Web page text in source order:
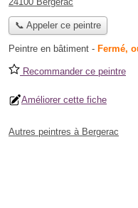
📞 Appeler ce peintre
Peintre en bâtiment - Fermé,
Recommander ce peintre
Améliorer cette fiche
Autres peintres à Bergerac